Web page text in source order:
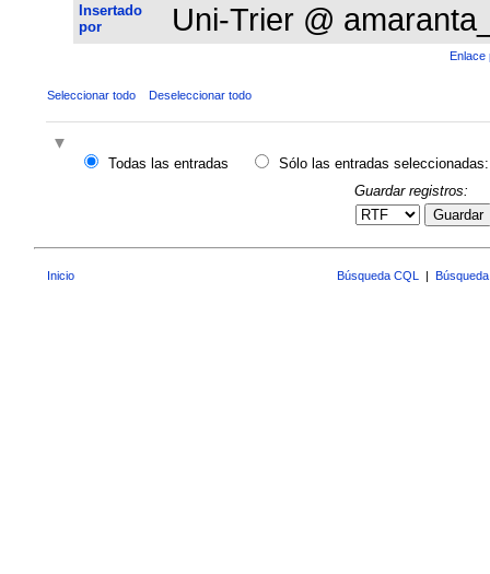
Insertado
por
Uni-Trier @
Enlace
Seleccionar todo Deseleccionar todo
Todas las entradas
Sólo las entradas seleccionadas:
Guardar registros:
Guardar
Inicio Búsqueda CQL